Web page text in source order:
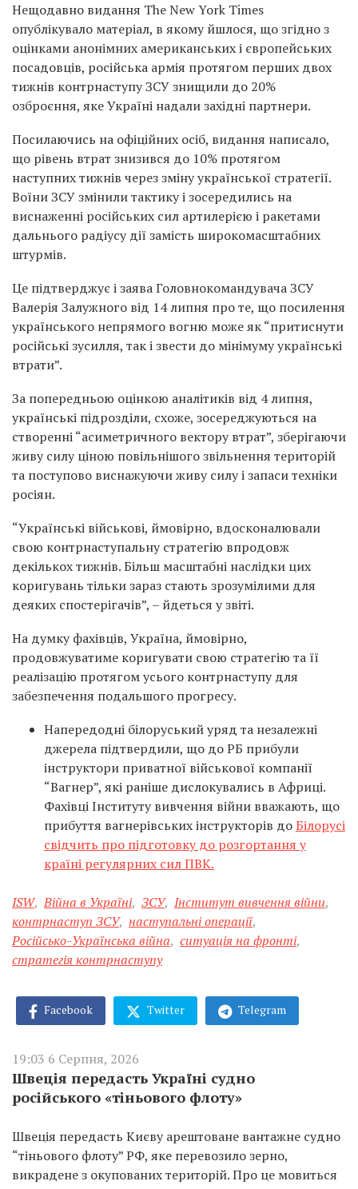
Нещодавно видання The New York Times
опублікувало матеріал, в якому йшлося, що згідно з
оцінками анонімних американських і європейських
посадовців, російська армія протягом перших двох
тижнів контрнаступу ЗСУ знищили до 20%
озброєння, яке Україні надали західні партнери.
Посилаючись на офіційних осіб, видання написало,
що рівень втрат знизився до 10% протягом
наступних тижнів через зміну української стратегії.
Воїни ЗСУ змінили тактику і зосередились на
виснаженні російських сил артилерією і ракетами
дальнього радіусу дії замість широкомасштабних
штурмів.
Це підтверджує і заява Головнокомандувача ЗСУ
Валерія Залужного від 14 липня про те, що посилення
українського непрямого вогню може як “притиснути
російські зусилля, так і звести до мінімуму українські
втрати”.
За попередньою оцінкою аналітиків від 4 липня,
українські підрозділи, схоже, зосереджуються на
створенні “асиметричного вектору втрат”, зберігаючи
живу силу ціною повільнішого звільнення територій
та поступово виснажуючи живу силу і запаси техніки
росіян.
“Українські військові, ймовірно, вдосконалювали
свою контрнаступальну стратегію впродовж
декількох тижнів. Більш масштабні наслідки цих
коригувань тільки зараз стають зрозумілими для
деяких спостерігачів”, – йдеться у звіті.
На думку фахівців, Україна, ймовірно,
продовжуватиме коригувати свою стратегію та її
реалізацію протягом усього контрнаступу для
забезпечення подальшого прогресу.
Напередодні білоруський уряд та незалежні
джерела підтвердили, що до РБ прибули
інструктори приватної військової компанії
“Вагнер”, які раніше дислокувались в Африці.
Фахівці Інституту вивчення війни вважають, що
прибуття вагнерівських інструкторів доБілорусі
свідчить про підготовку до розгортання у
країні регулярних сил ПВК.
ISW, Війна в Україні, ЗСУ, Інститут вивчення війни,
контрнаступ ЗСУ, наступальні операції,
Російсько-Українська війна, ситуація на фронті,
стратегія контрнаступу
Facebook Twitter Telegram
19:03 6 Серпня, 2026
Швеція передасть Україні судно
російського «тіньового флоту»
Швеція передасть Києву арештоване вантажне судно
“тіньового флоту” РФ, яке перевозило зерно,
викрадене з окупованих територій. Про це мовиться